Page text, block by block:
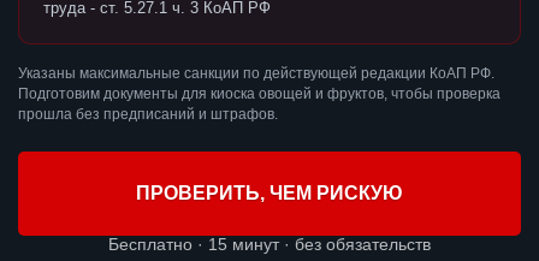
труда - ст. 5.27.1 ч. 3 КоАП РФ
Указаны максимальные санкции по действующей редакции КоАП РФ.
Подготовим документы для киоска овощей и фруктов, чтобы проверка
прошла без предписаний и штрафов.
ПРОВЕРИТЬ, ЧЕМ РИСКУЮ
Бесплатно · 15 минут · без обязательств